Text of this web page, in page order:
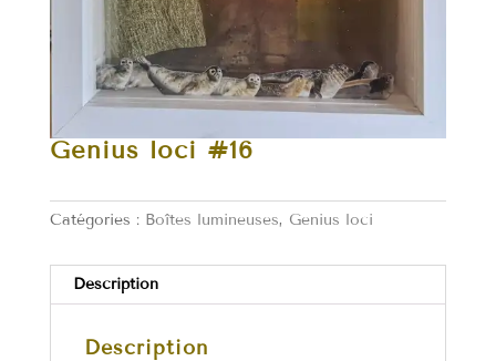
Genius loci #16
Catégories : Boîtes lumineuses, Genius loci
Description
Description